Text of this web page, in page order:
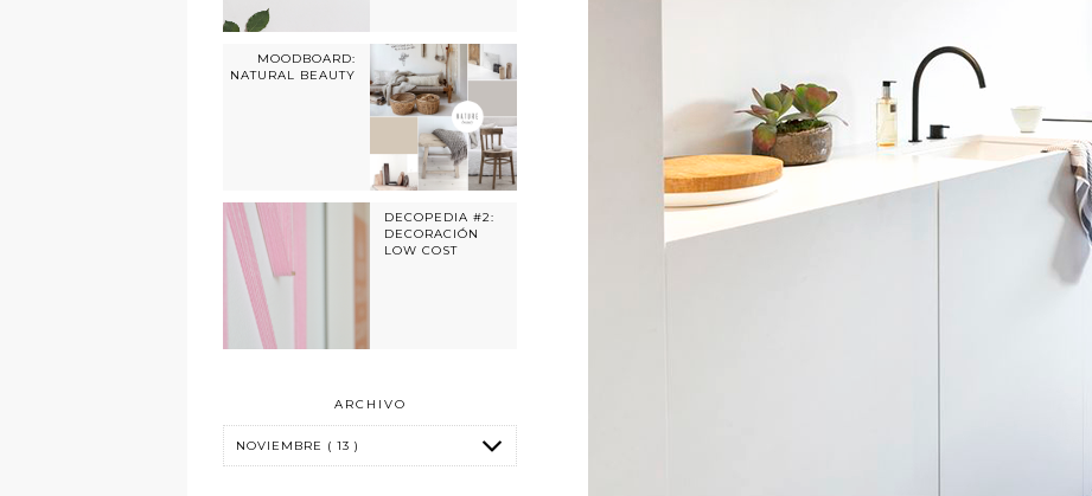
MOODBOARD:
NATURAL BEAUTY
DECOPEDIA #2:
DECORACIÓN
LOW COST
ARCHIVO